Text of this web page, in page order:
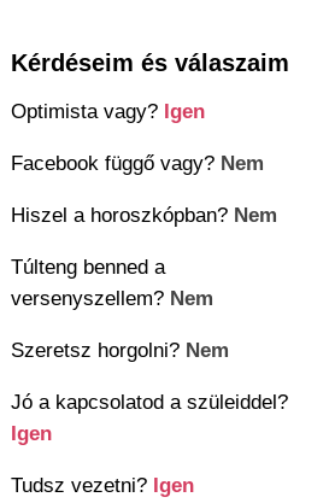
Kérdéseim és válaszaim
Optimista vagy? Igen
Facebook függő vagy? Nem
Hiszel a horoszkópban? Nem
Túlteng benned a
versenyszellem? Nem
Szeretsz horgolni? Nem
Jó a kapcsolatod a szüleiddel?
Igen
Tudsz vezetni? Igen